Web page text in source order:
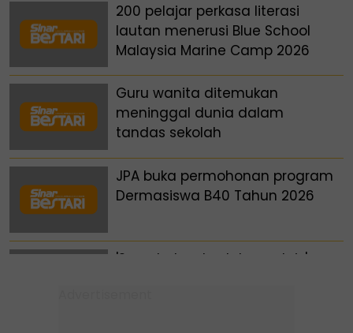
200 pelajar perkasa literasi
lautan menerusi Blue School
Malaysia Marine Camp 2026
Guru wanita ditemukan
meninggal dunia dalam
tandas sekolah
JPA buka permohonan program
Dermasiswa B40 Tahun 2026
'Saya bukan budak pandai...' -